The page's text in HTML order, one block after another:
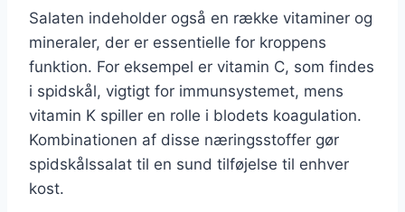
Salaten indeholder også en række vitaminer og
mineraler, der er essentielle for kroppens
funktion. For eksempel er vitamin C, som findes
i spidskål, vigtigt for immunsystemet, mens
vitamin K spiller en rolle i blodets koagulation.
Kombinationen af disse næringsstoffer gør
spidskålssalat til en sund tilføjelse til enhver
kost.